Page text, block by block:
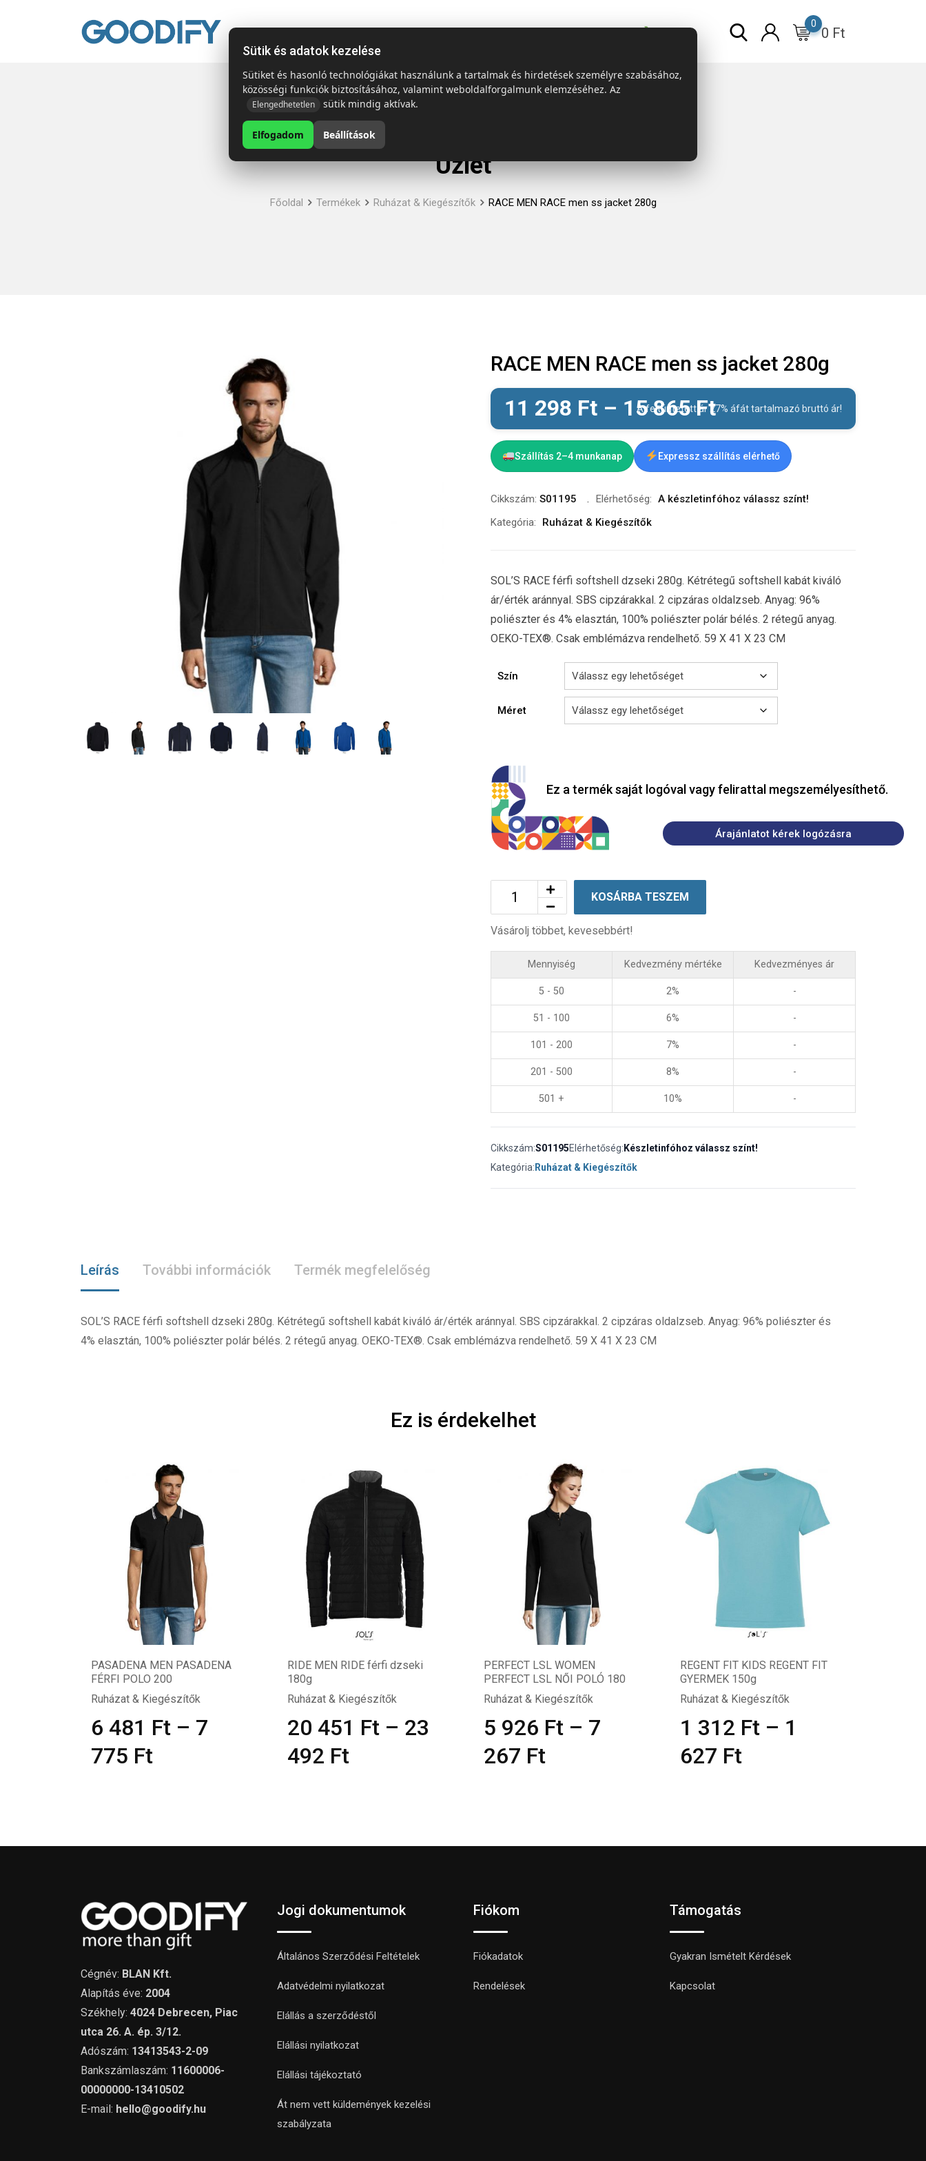
Kezdőlap Termékek Emblémázás és szállítás Tech = Kedvező ár ESG 0 Ft
0
Üzlet
Főoldal Termékek Ruházat & Kiegészítők RACE MEN RACE men ss jacket 280g
RACE MEN RACE men ss jacket 280g
11 298 Ft – 15 865Ft
A feltüntetett ár 27% áfát tartalmazó bruttó ár!
Szállítás 2–4 munkanap Expressz szállítás elérhető
Cikkszám: S01195 Elérhetőség: A készletinfóhoz válassz színt!
Kategória:
Ruházat & Kiegészítők
SOL’S RACE férfi softshell dzseki 280g. Kétrétegű softshell kabát kiváló
ár/érték aránnyal. SBS cipzárakkal. 2 cipzáras oldalzseb. Anyag: 96%
poliészter és 4% elasztán, 100% poliészter polár bélés. 2 rétegű anyag.
OEKO-TEX®. Csak emblémázva rendelhető. 59 X 41 X 23 CM
Szín
Méret
Ez a termék saját logóval vagy felirattal megszemélyesíthető.
Árajánlatot kérek logózásra
KOSÁRBA TESZEM
Vásárolj többet, kevesebbért!
Mennyiség Kedvezmény mértéke Kedvezményes ár
5 - 50 2% -
51 - 100 6% -
101 - 200 7% -
201 - 500 8% -
501 + 10% -
Cikkszám:S01195Elérhetőség: Készletinfóhoz válassz színt!
Kategória: Ruházat & Kiegészítők
Leírás További információk Termék megfelelőség
SOL’S RACE férfi softshell dzseki 280g. Kétrétegű softshell kabát kiváló ár/érték aránnyal. SBS cipzárakkal. 2 cipzáras oldalzseb. Anyag: 96% poliészter és
4% elasztán, 100% poliészter polár bélés. 2 rétegű anyag. OEKO-TEX®. Csak emblémázva rendelhető. 59 X 41 X 23 CM
Ez is érdekelhet
PASADENA MEN PASADENA
FÉRFI POLO 200
Ruházat & Kiegészítők
6 481 Ft – 7
775 Ft
RIDE MEN RIDE férfi dzseki
180g
Ruházat & Kiegészítők
20 451 Ft – 23
492 Ft
PERFECT LSL WOMEN
PERFECT LSL NŐI POLÓ 180
Ruházat & Kiegészítők
5 926 Ft – 7
267 Ft
REGENT FIT KIDS REGENT FIT
GYERMEK 150g
Ruházat & Kiegészítők
1 312 Ft – 1
627 Ft
Cégnév: BLAN Kft.
Alapítás éve: 2004
Székhely: 4024 Debrecen, Piac
utca 26. A. ép. 3/12.
Adószám: 13413543-2-09
Bankszámlaszám: 11600006-
00000000-13410502
E-mail: hello@goodify.hu
Jogi dokumentumok
Általános Szerződési Feltételek
Adatvédelmi nyilatkozat
Elállás a szerződéstől
Elállási nyilatkozat
Elállási tájékoztató
Át nem vett küldemények kezelési
szabályzata
Fiókom
Fiókadatok
Rendelések
Támogatás
Gyakran Ismételt Kérdések
Kapcsolat
Sütik és adatok kezelése
Sütiket és hasonló technológiákat használunk a tartalmak és hirdetések személyre szabásához,
közösségi funkciók biztosításához, valamint weboldalforgalmunk elemzéséhez. Az
Elengedhetetlen sütik mindig aktívak.
Elfogadom Beállítások